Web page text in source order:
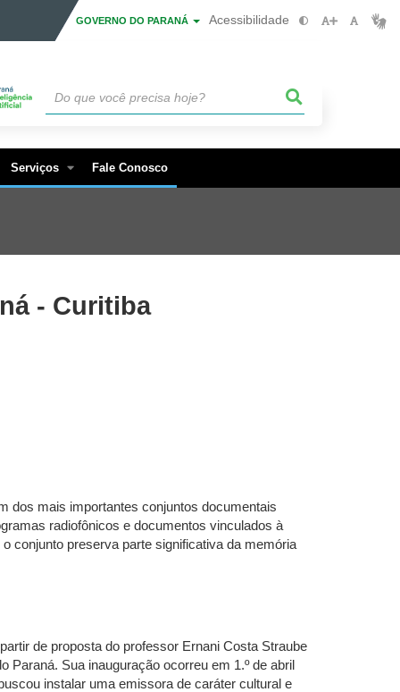
GOVERNO DO PARANÁ Acessibilidade
Serviços Fale Conosco
- Curitiba
dos mais importantes conjuntos documentais
radiofônicos e documentos vinculados à
conjunto preserva parte significativa da memória
de proposta do professor Ernani Costa Straube
Sua inauguração ocorreu em 1.º de abril
instalar uma emissora de caráter cultural e